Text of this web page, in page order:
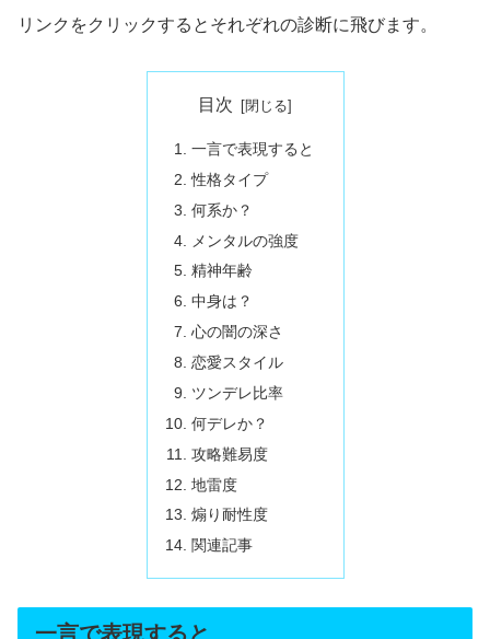
リンクをクリックするとそれぞれの診断に飛びます。
目次
一言で表現すると
性格タイプ
何系か？
メンタルの強度
精神年齢
中身は？
心の闇の深さ
恋愛スタイル
ツンデレ比率
何デレか？
攻略難易度
地雷度
煽り耐性度
関連記事
一言で表現すると